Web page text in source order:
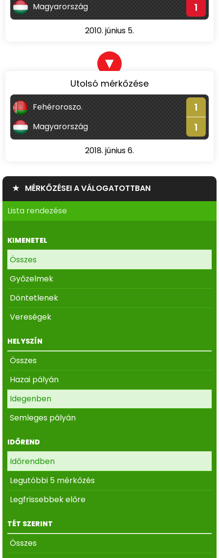
Magyarország 1
2010. június 5.
▼
Utolsó mérkőzése
Fehéroroszo. 1
Magyarország 1
2018. június 6.
★ MÉRKŐZÉSEI A VÁLOGATOTTBAN
Lista rendezése
KIMENETEL
Összes
Győzelmek
Döntetlenek
Vereségek
HELYSZÍN
Összes
Hazai pályán
Idegenben
Semleges pályán
IDŐREND
Időrendben
Legutóbbi 5 mérkőzés
Legfrissebbek előre
TÉT SZERINT
Összes